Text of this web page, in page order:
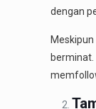
dengan